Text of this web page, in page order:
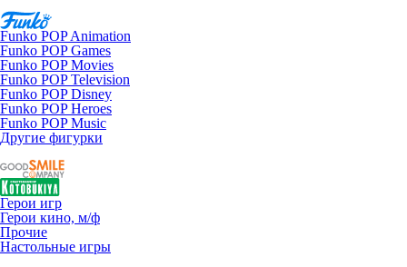
Funko POP Animation
Funko POP Games
Funko POP Movies
Funko POP Television
Funko POP Disney
Funko POP Heroes
Funko POP Music
Другие фигурки
Герои игр
Герои кино, м/ф
Прочие
Настольные игры